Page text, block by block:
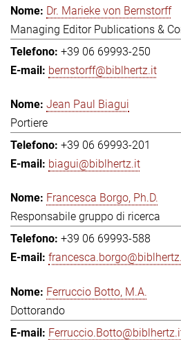
Dr. Marieke von Bernstorff
Managing Editor Publications &
+39 06 69993-250
bernstorff@biblhertz.it
Jean Paul Biagui
Portiere
+39 06 69993-201
biagui@biblhertz.it
Francesca Borgo, Ph.D.
Responsabile gruppo di ricerca
+39 06 69993-588
Ferruccio Botto, M.A.
Dottorando